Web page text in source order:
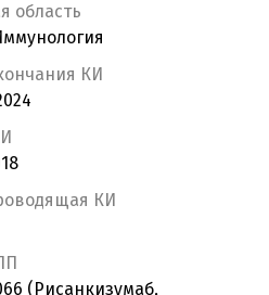
область
КИ
КИ
(Рисанкизумаб,